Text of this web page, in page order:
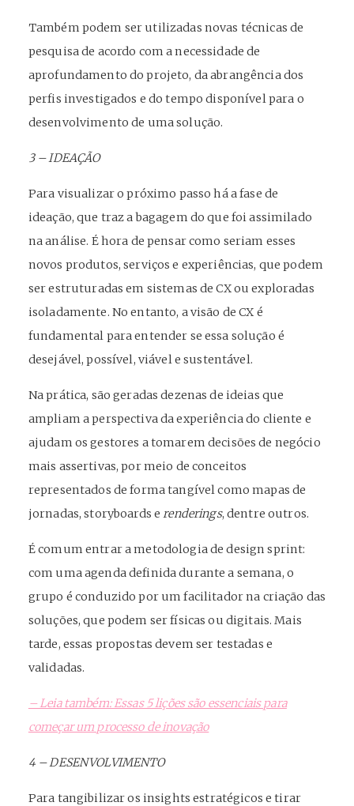
Também podem ser utilizadas novas técnicas de
pesquisa de acordo com a necessidade de
aprofundamento do projeto, da abrangência dos
perfis investigados e do tempo disponível para o
desenvolvimento de uma solução.
3 – IDEAÇÃO
Para visualizar o próximo passo há a fase de
ideação, que traz a bagagem do que foi assimilado
na análise. É hora de pensar como seriam esses
novos produtos, serviços e experiências, que podem
ser estruturadas em sistemas de CX ou exploradas
isoladamente. No entanto, a visão de CX é
fundamental para entender se essa solução é
desejável, possível, viável e sustentável.
Na prática, são geradas dezenas de ideias que
ampliam a perspectiva da experiência do cliente e
ajudam os gestores a tomarem decisões de negócio
mais assertivas, por meio de conceitos
representados de forma tangível como mapas de
jornadas, storyboards erenderings, dentre outros.
É comum entrar a metodologia de design sprint:
com uma agenda definida durante a semana, o
grupo é conduzido por um facilitador na criação das
soluções, que podem ser físicas ou digitais. Mais
tarde, essas propostas devem ser testadas e
validadas.
– Leia também: Essas 5 lições são essenciais para
começar um processo de inovação
4 – DESENVOLVIMENTO
Para tangibilizar os insights estratégicos e tirar